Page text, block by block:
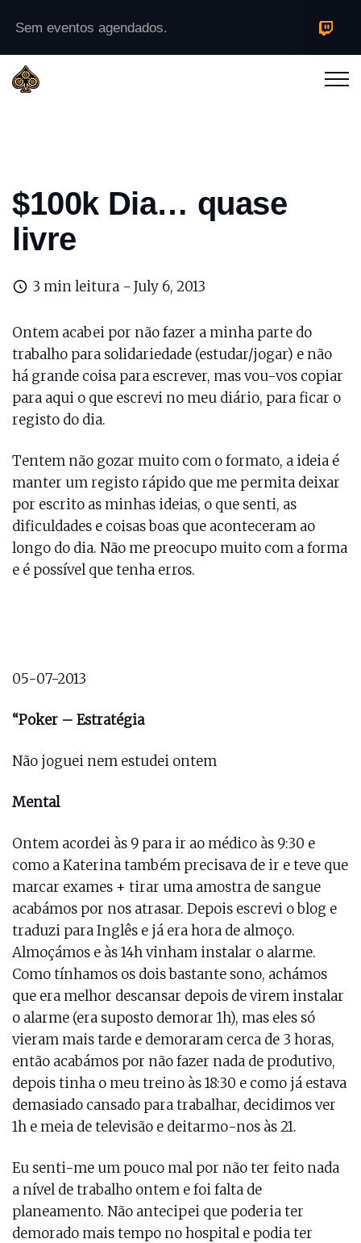
Sem eventos agendados.
$100k Dia… quase
livre
3 min leitura - July 6, 2013
Ontem acabei por não fazer a minha parte do
trabalho para solidariedade (estudar/jogar) e não
há grande coisa para escrever, mas vou-vos copiar
para aqui o que escrevi no meu diário, para ficar o
registo do dia.
Tentem não gozar muito com o formato, a ideia é
manter um registo rápido que me permita deixar
por escrito as minhas ideias, o que senti, as
dificuldades e coisas boas que aconteceram ao
longo do dia. Não me preocupo muito com a forma
e é possível que tenha erros.
05-07-2013
“Poker – Estratégia
Não joguei nem estudei ontem
Mental
Ontem acordei às 9 para ir ao médico às 9:30 e
como a Katerina também precisava de ir e teve que
marcar exames + tirar uma amostra de sangue
acabámos por nos atrasar. Depois escrevi o blog e
traduzi para Inglês e já era hora de almoço.
Almoçámos e às 14h vinham instalar o alarme.
Como tínhamos os dois bastante sono, achámos
que era melhor descansar depois de virem instalar
o alarme (era suposto demorar 1h), mas eles só
vieram mais tarde e demoraram cerca de 3 horas,
então acabámos por não fazer nada de produtivo,
depois tinha o meu treino às 18:30 e como já estava
demasiado cansado para trabalhar, decidimos ver
1h e meia de televisão e deitarmo-nos às 21.
Eu senti-me um pouco mal por não ter feito nada
a nível de trabalho ontem e foi falta de
planeamento. Não antecipei que poderia ter
demorado mais tempo no hospital e podia ter